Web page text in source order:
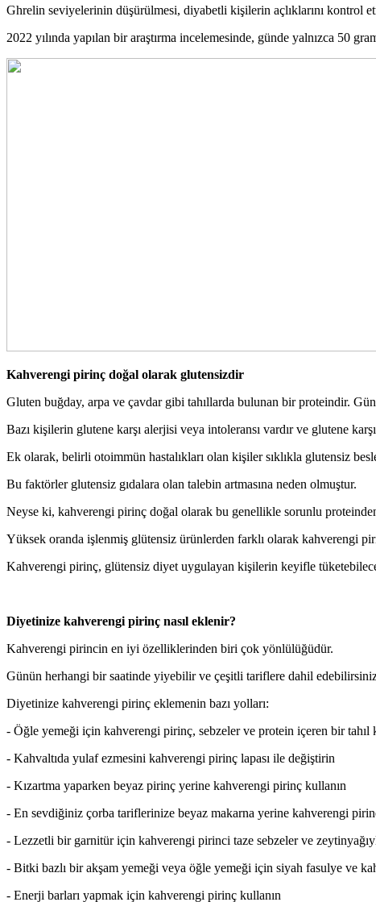
Ghrelin seviyelerinin düşürülmesi, diyabetli kişilerin açlıklarını kontrol
2022 yılında yapılan bir araştırma incelemesinde, günde yalnızca
Kahverengi pirinç doğal olarak glutensizdir
Gluten buğday, arpa ve çavdar gibi tahıllarda bulunan bir proteindir.
Bazı kişilerin glutene karşı alerjisi veya intoleransı vardır ve glutene
Ek olarak, belirli otoimmün hastalıkları olan kişiler sıklıkla glutensiz
Bu faktörler glutensiz gıdalara olan talebin artmasına neden olmuştur.
Neyse ki, kahverengi pirinç doğal olarak bu genellikle sorunlu
Yüksek oranda işlenmiş glütensiz ürünlerden farklı olarak kahverengi
Kahverengi pirinç, glütensiz diyet uygulayan kişilerin keyifle
Diyetinize kahverengi pirinç nasıl eklenir?
Kahverengi pirincin en iyi özelliklerinden biri çok yönlülüğüdür.
Günün herhangi bir saatinde yiyebilir ve çeşitli tariflere dahil
Diyetinize kahverengi pirinç eklemenin bazı yolları:
- Öğle yemeği için kahverengi pirinç, sebzeler ve protein içeren bir tahıl
- Kahvaltıda yulaf ezmesini kahverengi pirinç lapası ile değiştirin
- Kızartma yaparken beyaz pirinç yerine kahverengi pirinç kullanın
- En sevdiğiniz çorba tariflerinize beyaz makarna yerine kahverengi
- Lezzetli bir garnitür için kahverengi pirinci taze sebzeler ve
- Bitki bazlı bir akşam yemeği veya öğle yemeği için siyah fasulye ve
- Enerji barları yapmak için kahverengi pirinç kullanın